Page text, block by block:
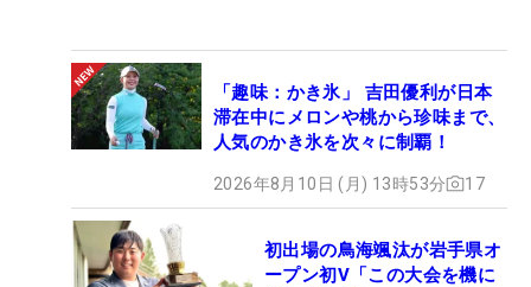
「趣味：かき氷」 吉田優利が日本
滞在中にメロンや桃から珍味まで、
人気のかき氷を次々に制覇！
2026年8月10日 (月) 13時53分 17
初出場の鳥海颯汰が岩手県オ
ープン初V「この大会を機に